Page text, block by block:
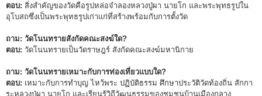
ตอบ: สิ่งสำคัญของวัดคือรูปหล่อจำลองหลวงปู่ผา นายโก และพระพุทธรูปใน
อุโบสถซึ่งเป็นพระพุทธรูปเก่าแก่ที่สร้างพร้อมกับการตั้งวัด
ถาม: วัดโนนทรายสังกัดคณะสงฆ์ใด?
ตอบ: วัดโนนทรายเป็นวัดราษฎร์ สังกัดคณะสงฆ์มหานิกาย
ถาม: วัดโนนทรายเหมาะกับการท่องเที่ยวแบบใด?
ตอบ: เหมาะกับการทำบุญ ไหว้พระ ปฏิบัติธรรม ศึกษาประวัติวัดท้องถิ่น สักกา
ระหลวงปู่ผา นายโก และเรียนรู้วิถีวัฒนธรรมของชุมชนบ้านเมืองกลาง